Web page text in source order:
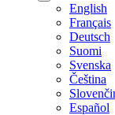
English
Français
Deutsch
Suomi
Svenska
Čeština
Español